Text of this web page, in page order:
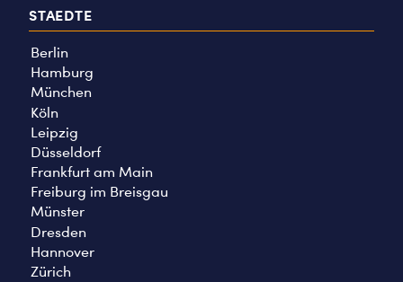
STAEDTE
Berlin
Hamburg
München
Köln
Leipzig
Düsseldorf
Frankfurt am Main
Freiburg im Breisgau
Münster
Dresden
Hannover
Zürich